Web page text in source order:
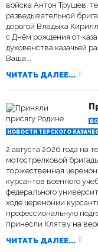
войска Антон Трушев,
разведывательной
дорогой Владыка
с Днём рождения от
духовенства казачьей
Ваша...
ЧИТАТЬ ДАЛЕЕ...
НОВОСТИ ТЕРСКОГО
2 августа 2026 года на
мотострелковой
торжественная
курсантов военного
федерального
ходе церемонии
профессиональную
принесли Клятву на
ЧИТАТЬ ДАЛЕЕ...